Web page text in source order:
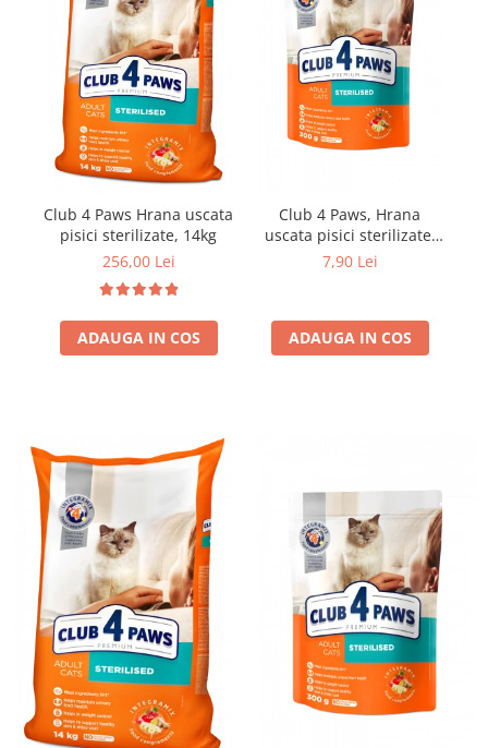
Club 4 Paws Hrana uscata
pisici sterilizate, 14kg
256,00 Lei
ADAUGA IN COS
Club 4 Paws, Hrana
uscata pisici sterilizate,
300g
7,90 Lei
ADAUGA IN COS